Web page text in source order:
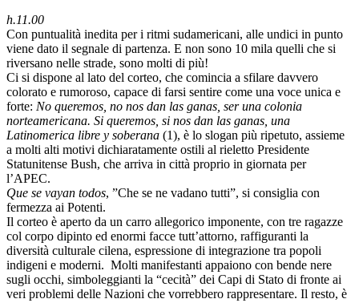
h.11.00
Con puntualità inedita per i ritmi sudamericani, alle undici in punto
viene dato il segnale di partenza. E non sono 10 mila quelli che si
riversano nelle strade, sono molti di più!
Ci si dispone al lato del corteo, che comincia a sfilare davvero
colorato e rumoroso, capace di farsi sentire come una voce unica e
forte: No queremos, no nos dan las ganas, ser una colonia
norteamericana. Si queremos, si nos dan las ganas, una
Latinomerica libre y soberana (1), è lo slogan più ripetuto, assieme
a molti alti motivi dichiaratamente ostili al rieletto Presidente
Statunitense Bush, che arriva in città proprio in giornata per
l’APEC.
Que se vayan todos, ”Che se ne vadano tutti”, si consiglia con
fermezza ai Potenti.
Il corteo è aperto da un carro allegorico imponente, con tre ragazze
col corpo dipinto ed enormi facce tutt’attorno, raffiguranti la
diversità culturale cilena, espressione di integrazione tra popoli
indigeni e moderni. Molti manifestanti appaiono con bende nere
sugli occhi, simboleggianti la “cecità” dei Capi di Stato di fronte ai
veri problemi delle Nazioni che vorrebbero rappresentare. Il resto, è